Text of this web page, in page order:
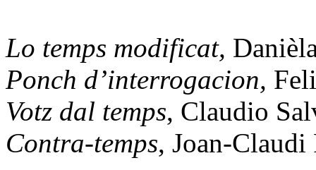
Lo temps modificat,
Ponch d’interrogacion,
Votz dal temps, Claudio
Contra-temps, Joan-Claudi